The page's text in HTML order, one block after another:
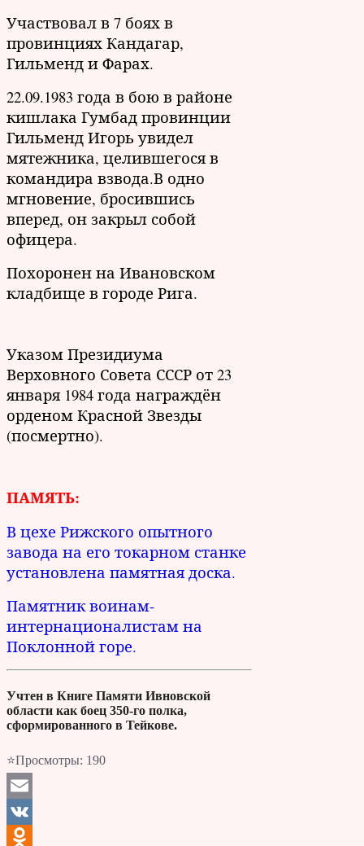
Участвовал в 7 боях в
провинциях Кандагар,
Гильменд и Фарах.
22.09.1983 года в бою в районе
кишлака Гумбад провинции
Гильменд Игорь увидел
мятежника, целившегося в
командира взвода.В одно
мгновение, бросившись
вперед, он закрыл собой
офицера.
Похоронен на Ивановском
кладбище в городе Рига.
Указом Президиума
Верховного Совета СССР от 23
января 1984 года награждён
орденом Красной Звезды
(посмертно).
ПАМЯТЬ:
В цехе Рижского опытного
завода на его токарном станке
установлена памятная доска.
Памятник воинам-
интернационалистам на
Поклонной горе.
Учтен в Книге Памяти Ивновской
области как боец 350-го полка,
сформированного в Тейкове.
⭐Просмотры: 190
Email
VK